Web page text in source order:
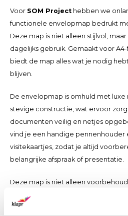
Voor SOM Project hebben we
functionele envelopmap bedrukt
Deze map is niet alleen stijlvol,
dagelijks gebruik. Gemaakt voor
biedt de map alles wat je nodig
blijven.
De envelopmap is omhuld met
stevige constructie, wat ervoor
documenten veilig en netjes
vind je een handige pennenhouder
visitekaartjes, zodat je altijd
belangrijke afspraak of presentatie.
Deze map is niet alleen
ook beschikbaar op onze
zakelijke afspraken, conferenties of